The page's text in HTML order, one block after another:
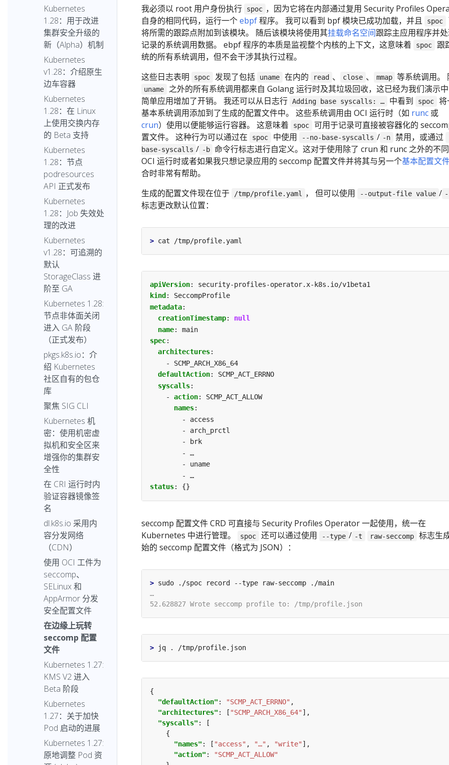
Kubernetes
1.28：用于改进
集群安全升级的
新（Alpha）机制
Kubernetes
v1.28：介绍原生
边车容器
Kubernetes
1.28：在 Linux
上使用交换内存
的 Beta 支持
Kubernetes
1.28：节点
podresources
API 正式发布
Kubernetes
1.28：Job 失效处
理的改进
Kubernetes
v1.28：可追溯的
默认
StorageClass 进
阶至 GA
Kubernetes 1.28:
节点非体面关闭
进入 GA 阶段
（正式发布）
pkgs.k8s.io：介
绍 Kubernetes
社区自有的包仓
库
聚焦 SIG CLI
Kubernetes 机
密：使用机密虚
拟机和安全区来
增强你的集群安
全性
在 CRI 运行时内
验证容器镜像签
名
dl.k8s.io 采用内
容分发网络
（CDN）
使用 OCI 工件为
seccomp、
SELinux 和
AppArmor 分发
安全配置文件
在边缘上玩转
seccomp 配置
文件
Kubernetes 1.27:
KMS V2 进入
Beta 阶段
Kubernetes
1.27：关于加快
Pod 启动的进展
Kubernetes 1.27:
原地调整 Pod 资
我必须以 root 用户身份执行 spoc ，因为它将在内部通过复用 Security Profiles
自身的相同代码，运行一个ebpf程序。 我可以看到 bpf 模块已成功加载，并且 spoc
将所需的跟踪点附加到该模块。 随后该模块将使用其挂载命名空间跟踪主应用程序并
记录的系统调用数据。 ebpf 程序的本质是监视整个内核的上下文，这意味着
spoc
跟
统的所有系统调用，但不会干涉其执行过程。
这些日志表明
spoc 发现了包括 uname 在内的 read 、 close 、 mmap 等系统调用。
uname
之外的所有系统调用都来自 Golang 运行时及其垃圾回收，这已经为我们演示
简单应用增加了开销。 我还可以从日志行 Adding base syscalls: … 中看到 spoc
将
基本系统调用添加到了生成的配置文件中。 这些系统调用由 OCI 运行时（如 runc 或
crun）使用以便能够运行容器。 这意味着 spoc
可用于记录可直接被容器化的
置文件。 这种行为可以通过在
spoc 中使用 --no-base-syscalls / -n 禁用，或通过
base-syscalls / -b 命令行标志进行自定义。这对于使用除了 crun 和 runc 之外的不同
OCI 运行时或者如果我只想记录应用的 seccomp 配置文件并将其与另一个基本配置文
合时非常有帮助。
生成的配置文件现在位于
/tmp/profile.yaml ， 但可以使用 --output-file value /
标志更改默认位置：
>
apiVersion:
security-profiles-operator.x-k8s.io/v1beta1
kind :
SeccompProfile
metadata:
creationTimestamp:
null
name:
main
spec:
architectures:
- SCMP_ARCH_X86_64
defaultAction:
SCMP_ACT_ERRNO
syscalls:
- action:
SCMP_ACT_ALLOW
names:
- access
- arch_prctl
- brk
- …
- uname
- …
status: {}
seccomp 配置文件 CRD 可直接与 Security Profiles Operator 一起使用，统一在
Kubernetes 中进行管理。
spoc 还可以通过使用 --type / -t raw-seccomp
标志生
始的 seccomp 配置文件（格式为 JSON）：
>
>
"defaultAction" : "SCMP_ACT_ERRNO"
"architectures" : [ "SCMP_ARCH_X86_64"
"syscalls"
"names" : [ "access" , "…" , "write"
"action" :
"SCMP_ACT_ALLOW"